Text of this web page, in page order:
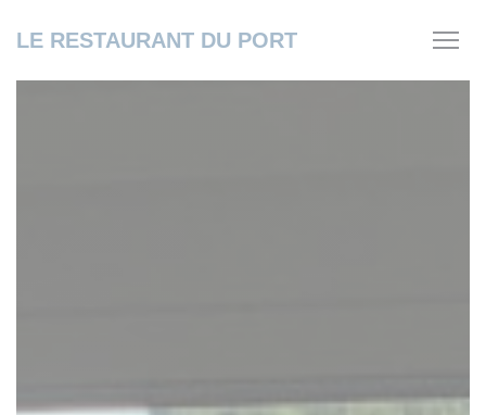
LE RESTAURANT DU PORT